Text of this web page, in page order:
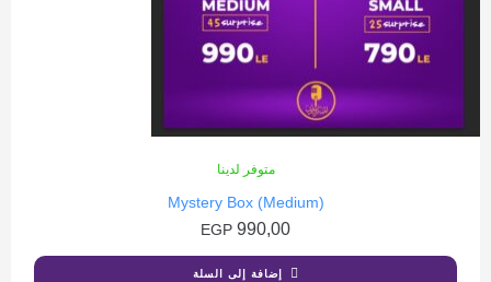
متوفر لدينا
Mystery Box (Medium)
990,00
EGP
إضافة إلى السلة